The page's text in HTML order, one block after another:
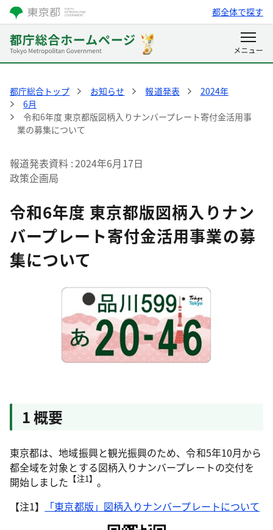
都全体で探す
都庁総合トップ お知らせ 報道発表
2024年
6月
令和6年度 東京都版図柄入りナンバープレート寄付金活用事
業の募集について
報道発表資料 2024年6月17日
政策企画局
令和6年度 東京都版図柄入りナン
バープレート寄付金活用事業の募
集について
1 概要
東京都は、地域振興と観光振興のため、令和5年10月から
都全域を対象とする図柄入りナンバープレートの交付を
開始しました 【注1】 。
【注1】
「東京都版」図柄入りナンバープレートについて